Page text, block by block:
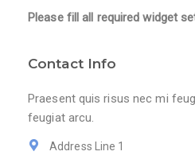
Please fill all required widget
Contact Info
Praesent quis risus nec mi
feugiat arcu.
Address Line 1